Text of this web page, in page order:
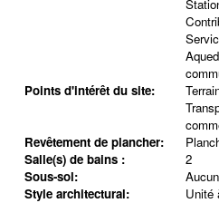
Points d'intérêt du site:
Revêtement de plancher:
Salle(s) de bains :
2
Sous-sol:
Style architectural:
Unité